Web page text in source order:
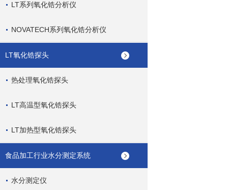
LT系列氧化锆分析仪
NOVATECH系列氧化锆分析仪
LT氧化锆探头
热处理氧化锆探头
LT高温型氧化锆探头
LT加热型氧化锆探头
食品加工行业水分测定系统
水分测定仪